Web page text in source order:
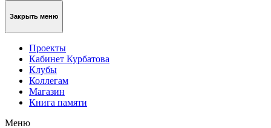
Закрыть меню
Проекты
Кабинет Курбатова
Клубы
Коллегам
Магазин
Книга памяти
Меню